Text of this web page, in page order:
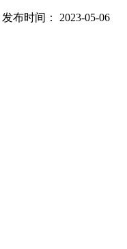
发布时间： 2023-05-06